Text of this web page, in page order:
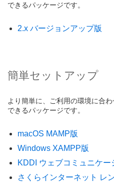
できるパッケージです。
2.x バージョンアップ版
簡単セットアップ
より簡単に、ご利用の環境に合
できるパッケージです。
macOS MAMP版
Windows XAMPP版
KDDI ウェブコミュニケ
さくらインターネット レ